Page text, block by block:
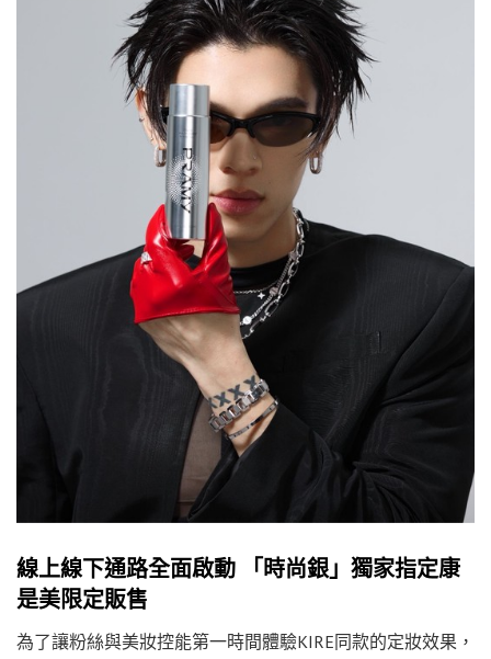
線上線下通路全面啟動 「時尚銀」獨家指定康
是美限定販售
為了讓粉絲與美妝控能第一時間體驗KIRE同款的定妝效果，